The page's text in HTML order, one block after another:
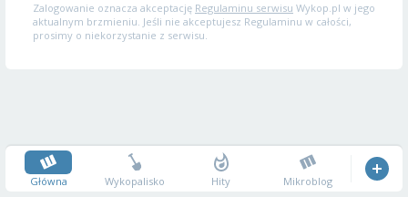
Zalogowanie oznacza akceptację Regulaminu serwisu Wykop.pl w jego
aktualnym brzmieniu. Jeśli nie akceptujesz Regulaminu w całości,
prosimy o niekorzystanie z serwisu.
Główna Wykopalisko Hity Mikroblog